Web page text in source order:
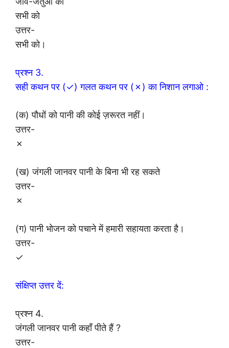
सभी को
उत्तर-
सभी को।
प्रश्न 3.
सही कथन पर (✓) गलत कथन पर (✗) का निशान लगाओ :
(क) पौधों को पानी की कोई ज़रूरत नहीं।
उत्तर-
✗
(ख) जंगली जानवर पानी के बिना भी रह सकते
उत्तर-
✗
(ग) पानी भोजन को पचाने में हमारी सहायता करता है।
उत्तर-
✓
संक्षिप्त उत्तर दें:
प्रश्न 4.
जंगली जानवर पानी कहाँ पीते हैं ?
उत्तर-